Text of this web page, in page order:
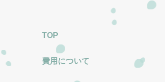
TOP
費用について